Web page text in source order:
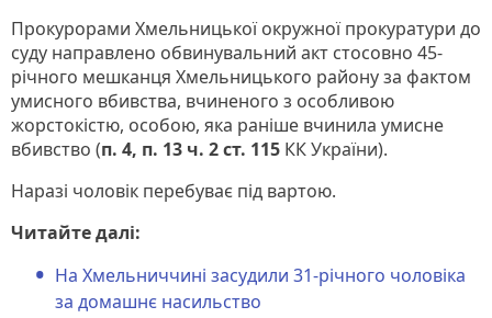
Прокурорами Хмельницької окружної прокуратури до
суду направлено обвинувальний акт стосовно 45-
річного мешканця Хмельницького району за фактом
умисного вбивства, вчиненого з особливою
жорстокістю, особою, яка раніше вчинила умисне
вбивство (п. 4, п. 13 ч. 2 ст. 115 КК України).
Наразі чоловік перебуває під вартою.
Читайте далі:
На Хмельниччині засудили 31-річного чоловіка
за домашнє насильство